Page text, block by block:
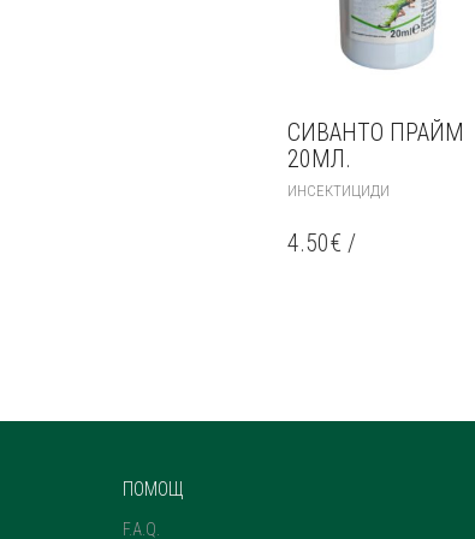
СИВАНТО ПРАЙМ
20МЛ.
ИНСЕКТИЦИДИ
4.50€ /
ПОМОЩ
F.A.Q.